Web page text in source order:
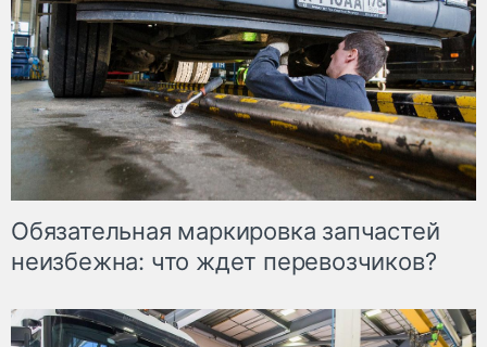
Обязательная маркировка запчастей
неизбежна: что ждет перевозчиков?